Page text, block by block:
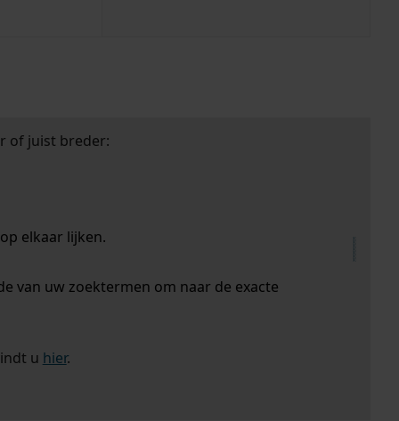
of juist breder:
elkaar lijken.
van uw zoektermen om naar de exacte
u hier.